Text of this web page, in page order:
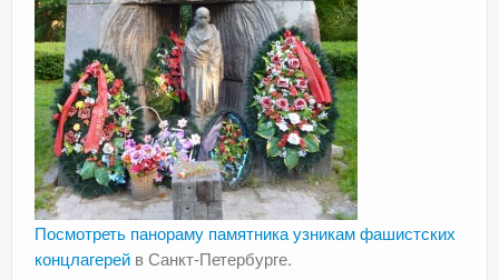
Посмотреть панораму памятника узникам фашистских
концлагерей в Санкт-Петербурге.